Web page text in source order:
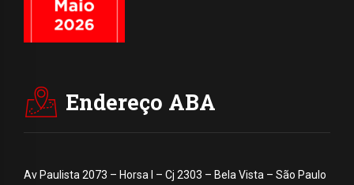
Endereço ABA
Av Paulista 2073 – Horsa I – Cj 2303 – Bela Vista – São Paulo